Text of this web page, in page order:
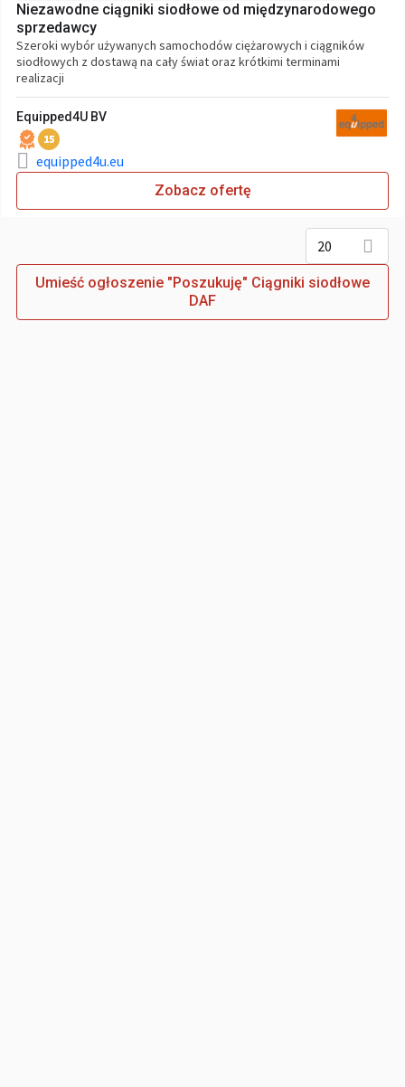
Niezawodne ciągniki siodłowe od międzynarodowego
sprzedawcy
Szeroki wybór używanych samochodów ciężarowych i ciągników
siodłowych z dostawą na cały świat oraz krótkimi terminami
realizacji
Equipped4U BV
15
equipped4u.eu
Zobacz ofertę
20
Umieść ogłoszenie "Poszukuję" Ciągniki siodłowe
DAF